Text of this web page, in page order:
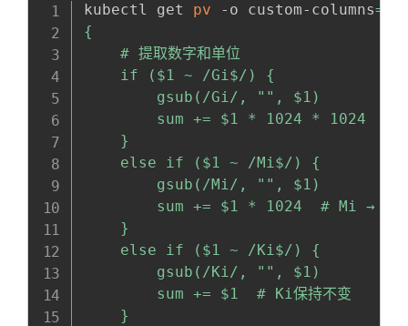
kubectl get pv -o custom-columns=
{
    # 提取数字和单位
    if ($1 ~ /Gi$/) {
        gsub(/Gi/, "", $1)
sum += $1 * 1024 * 1024  #
    }
    else if ($1 ~ /Mi$/) {
        gsub(/Mi/, "", $1)
        sum += $1 * 1024  # Mi → Ki
    }
    else if ($1 ~ /Ki$/) {
        gsub(/Ki/, "", $1)
        sum += $1  # Ki保持不变
    }